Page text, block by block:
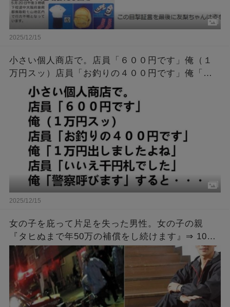
2025/12/15
小さい個人商店で。店員「６００円です」俺（１
万円スッ）店員「お釣りの４００円です」俺「１
万円出しましたよね」店員「いいえ千円札でし
た」俺「警察呼びます」すると・・・
2025/12/15
女の子を庇って片足を失った男性。女の子の親
『タヒぬまで年50万の補償をし続けます』⇒ 10年
後、その女の子が結婚すると聞いた男性は・・・